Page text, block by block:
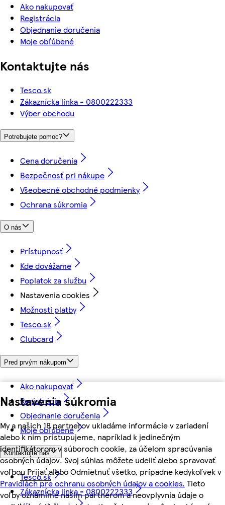
Nastavenia súkromia
My a našich 18 partnerov ukladáme informácie v zariadení
alebo k nim pristupujeme, napríklad k jedinečným
identifikátorom v súboroch cookie, za účelom spracúvania
osobných údajov. Svoj súhlas môžete udeliť alebo spravovať
voľbou Prijať alebo Odmietnuť všetko, prípadne kedykoľvek v
Pravidlách pre ochranu osobných údajov a cookies. Tieto
voľby oznámime našim partnerom a neovplyvnia údaje o
Ako nakupovať
Registrácia
Objednanie doručenia
Moje obľúbené
Kontaktujte nás
Tesco.sk
Zákaznícka linka - 0800222333
Výber obchodu
Potrebujete pomoc?
Cena doručenia
Bezpečnosť pri nákupe
Všeobecné obchodné podmienky
Ochrana súkromia
O nás
Prístupnosť
Kde dovážame
Poplatok za službu
Nastavenia cookies
Možnosti platby
Tesco.sk
Clubcard
Pred prvým nákupom
Ako nakupovať
Registrácia
Objednanie doručenia
Moje obľúbené
Kontaktujte nás
Tesco.sk
Zákaznícka linka - 0800222333